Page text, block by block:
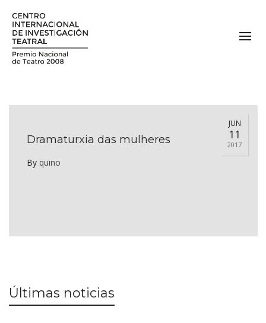
JUN
11
2017
Dramaturxia das mulheres
By quino
Últimas noticias